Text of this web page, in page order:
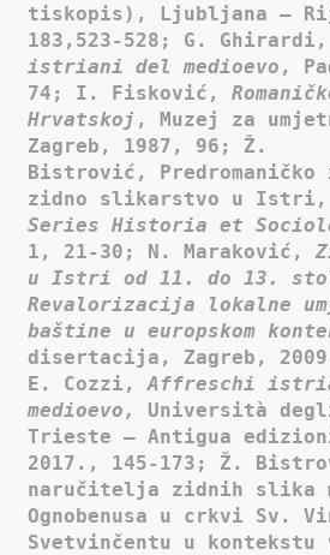
tiskopis), Ljubljana –
183,523-528; G.
istriani del medioevo ,
74; I. Fisković,
Hrvatskoj , Muzej za
Zagreb, 1987, 96; Ž.
Bistrović, Predromaničko
zidno slikarstvo u
Series Historia et
1, 21-30; N. Maraković,
u Istri od 11. do 13.
Revalorizacija lokalne
baštine u europskom
disertacija, Zagreb,
E. Cozzi,Affreschi
medioevo, Università
Trieste – Antigua
2017.,
145-173; Ž.
naručitelja zidnih slika
Ognobenusa u crkvi Sv.
Svetvinčentu u kontekstu